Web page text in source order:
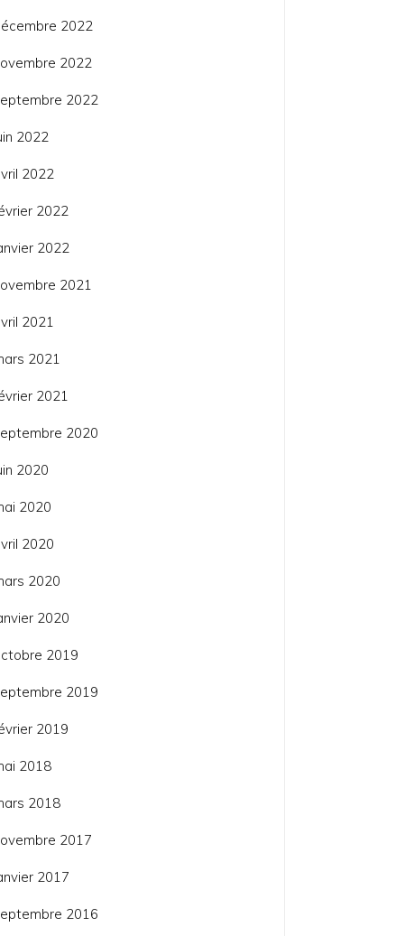
2022
2022
2022
2022
2022
2022
2022
2021
2021
2021
2021
2020
2020
2020
2020
2020
2020
2019
2019
2019
2018
2018
2017
2017
2016